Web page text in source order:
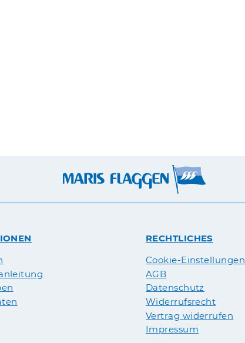
RECHTLICHES
Cookie-Einstellungen
AGB
Datenschutz
Widerrufsrecht
Vertrag widerrufen
Impressum